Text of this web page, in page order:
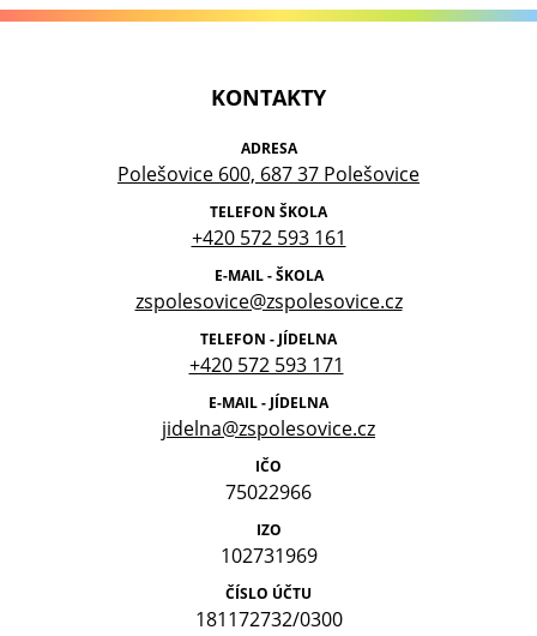
KONTAKTY
ADRESA
Polešovice 600, 687 37 Polešovice
TELEFON ŠKOLA
+420 572 593 161
E-MAIL - ŠKOLA
zspolesovice@zspolesovice.cz
TELEFON - JÍDELNA
+420 572 593 171
E-MAIL - JÍDELNA
jidelna@zspolesovice.cz
IČO
75022966
IZO
102731969
ČÍSLO ÚČTU
181172732/0300